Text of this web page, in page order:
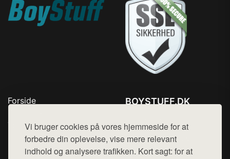
Vi bruger cookies på vores hjemmeside for at
forbedre din oplevelse, vise mere relevant
indhold og analysere trafikken. Kort sagt: for at
Forside
Top Rabatter
Kontakt
BOYSTUFF.DK
Mail: hej@want.dk